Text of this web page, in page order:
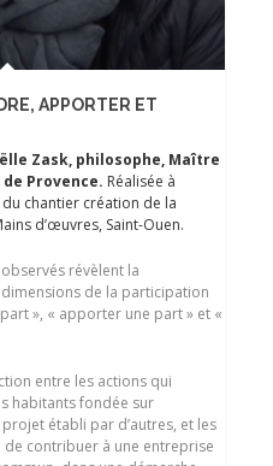
APPORTER ET
Zask, philosophe, Maître
Provence. Réalisée à
chantier création de la
d’œuvres, Saint-Ouen.
révèlent la
de la participation
», « apporter une part » et «
entre les actions qui
habitants fondée sur
établi par d’autres, et les
contribuer à une entreprise